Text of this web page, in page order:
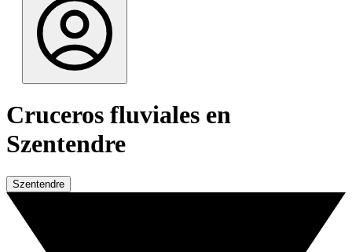
Cruceros fluviales en
Szentendre
Szentendre